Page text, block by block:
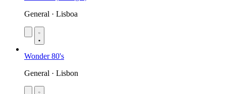
General · Lisboa
Wonder 80's
General · Lisbon